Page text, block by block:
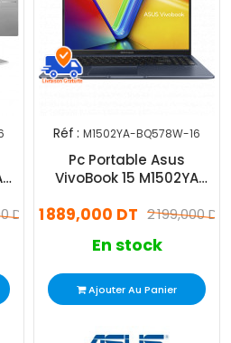
DT
Réf : M1502YA-BQ578W-16
Pc Portable Asus
VivoBook 15 M1502YA
Windows 112 199,000 DT
1 889,000 DT
En stock
Ajouter Au Panier